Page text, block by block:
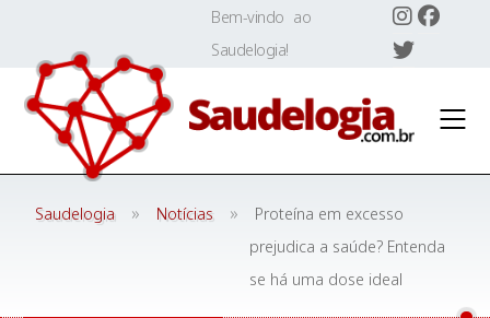
content
Bem-vindo ao
Saudelogia!
Saudelogia » Notícias »
Proteína em excesso
prejudica a saúde? Entenda
se há uma dose ideal